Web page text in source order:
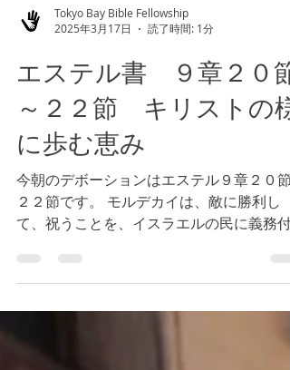
2025年3月17日
読了時間: 1分
エステル書 ９章２０節
～２２節 キリストの様
に歩む恵み
今朝のデボーションはエステル９章２０節
て、祝うことを、イスラエルの民に義務付
ました。 私たちは、神様の御恵みをおぼえ
ることを習慣化しているでしょうか。 今
しい御恵みをおぼえる時としましょう。...